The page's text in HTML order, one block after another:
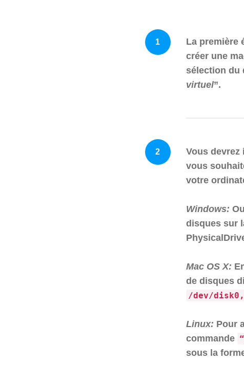
1
La première
créer une
sélection du
virtuel”.
2
Vous
vous
votre
Windows:
disques sur
Mac OS X:
de disques
/dev/
Linux: Pour
commande
sous la